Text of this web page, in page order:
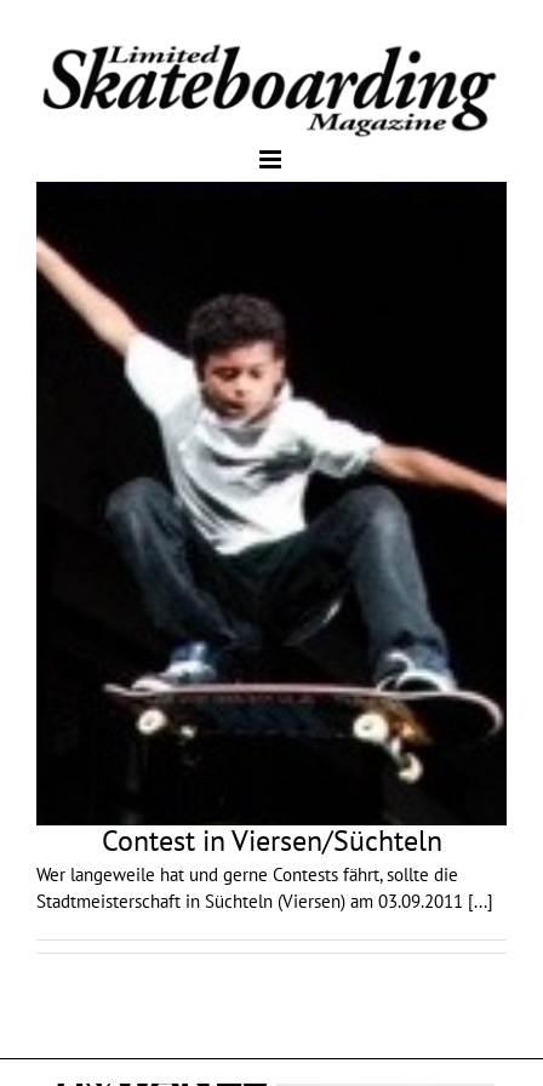
Contest in Viersen/Süchteln
Wer langeweile hat und gerne Contests fährt, sollte die
Stadtmeisterschaft in Süchteln (Viersen) am 03.09.2011 [...]